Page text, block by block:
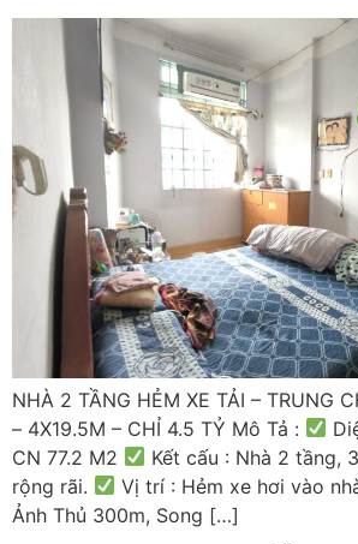
NHÀ 2 TẦNG HẺM XE TẢI – TRUNG
– 4X19.5M – CHỈ 4.5 TỶ Mô Tả :
CN 77.2 M2
Kết cấu : Nhà 2 tầng,
rộng rãi.
Vị trí : Hẻm xe hơi vào
Ảnh Thủ 300m, Song […]